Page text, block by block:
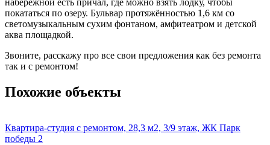
покататься по озеру. Бульвар протяжённостью 1,6 км со
светомузыкальным сухим фонтаном, амфитеатром и детской
аква площадкой.
Звоните, расскажу про все свои предложения как без ремонта
так и с ремонтом!
Похожие объекты
Квартира-студия с ремонтом, 28,3 м2, 3/9 этаж, ЖК Парк
победы 2